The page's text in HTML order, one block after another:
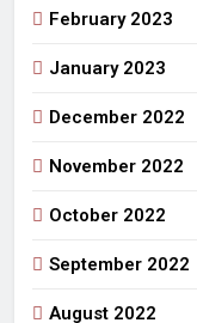
February 2023
January 2023
December 2022
November 2022
October 2022
September 2022
August 2022